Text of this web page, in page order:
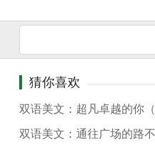
猜你喜欢
双语美文：超凡卓越的你（
双语美文：通往广场的路不